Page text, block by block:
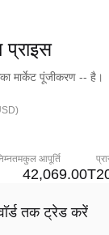
मार्केट पूंजीकरण -- है।
कुल आपूर्ति
42,069.00T
तक ट्रेड करें